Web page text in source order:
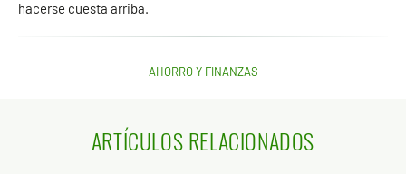
hacerse cuesta arriba.
AHORRO Y FINANZAS
ARTÍCULOS RELACIONADOS